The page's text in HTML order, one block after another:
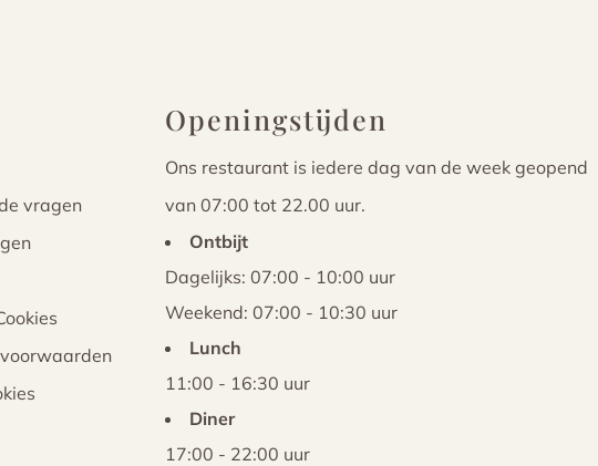
vragen
Openingstijden
Ons restaurant is iedere dag van de week geopend
van 07:00 tot 22.00 uur.
Ontbijt
Dagelijks: 07:00 - 10:00 uur
Weekend: 07:00 - 10:30 uur
Lunch
11:00 - 16:30 uur
Diner
17:00 - 22:00 uur